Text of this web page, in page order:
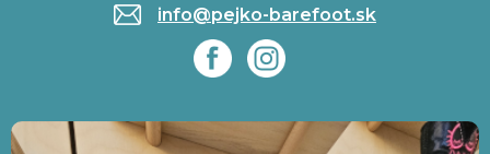
info@pejko-barefoot.sk